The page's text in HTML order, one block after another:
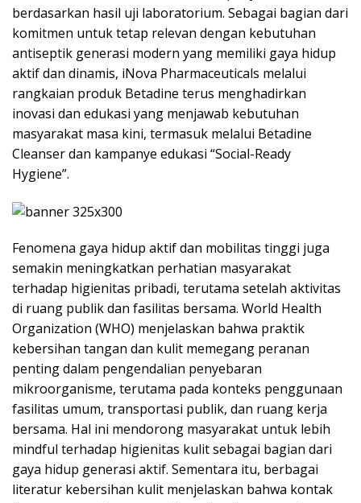
berdasarkan hasil uji laboratorium. Sebagai bagian dari
komitmen untuk tetap relevan dengan kebutuhan
antiseptik generasi modern yang memiliki gaya hidup
aktif dan dinamis, iNova Pharmaceuticals melalui
rangkaian produk Betadine terus menghadirkan
inovasi dan edukasi yang menjawab kebutuhan
masyarakat masa kini, termasuk melalui Betadine
Cleanser dan kampanye edukasi “Social-Ready
Hygiene”.
Fenomena gaya hidup aktif dan mobilitas tinggi juga
semakin meningkatkan perhatian masyarakat
terhadap higienitas pribadi, terutama setelah aktivitas
di ruang publik dan fasilitas bersama. World Health
Organization (WHO) menjelaskan bahwa praktik
kebersihan tangan dan kulit memegang peranan
penting dalam pengendalian penyebaran
mikroorganisme, terutama pada konteks penggunaan
fasilitas umum, transportasi publik, dan ruang kerja
bersama. Hal ini mendorong masyarakat untuk lebih
mindful terhadap higienitas kulit sebagai bagian dari
gaya hidup generasi aktif. Sementara itu, berbagai
literatur kebersihan kulit menjelaskan bahwa kontak